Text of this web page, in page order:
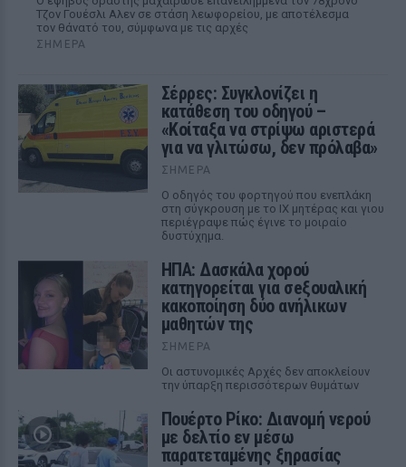
Τζον Γουέσλι Αλεν σε στάση λεωφορείου, με αποτέλεσμα
τον θάνατό του, σύμφωνα με τις αρχές
ΣΉΜΕΡΑ
Σέρρες: Συγκλονίζει η
κατάθεση του οδηγού –
«Κοίταξα να στρίψω αριστερά
για να γλιτώσω, δεν πρόλαβα»
ΣΉΜΕΡΑ
Ο οδηγός του φορτηγού που ενεπλάκη
στη σύγκρουση με το ΙΧ μητέρας και γιου
περιέγραψε πώς έγινε το μοιραίο
δυστύχημα.
ΗΠΑ: Δασκάλα χορού
κατηγορείται για σeξουαλική
κακοποίηση δύο ανήλικων
μαθητών της
ΣΉΜΕΡΑ
Οι αστυνομικές Αρχές δεν αποκλείουν
την ύπαρξη περισσότερων θυμάτων
Πουέρτο Ρίκο: Διανομή νερού
με δελτίο εν μέσω
παρατεταμένης ξηρασίας